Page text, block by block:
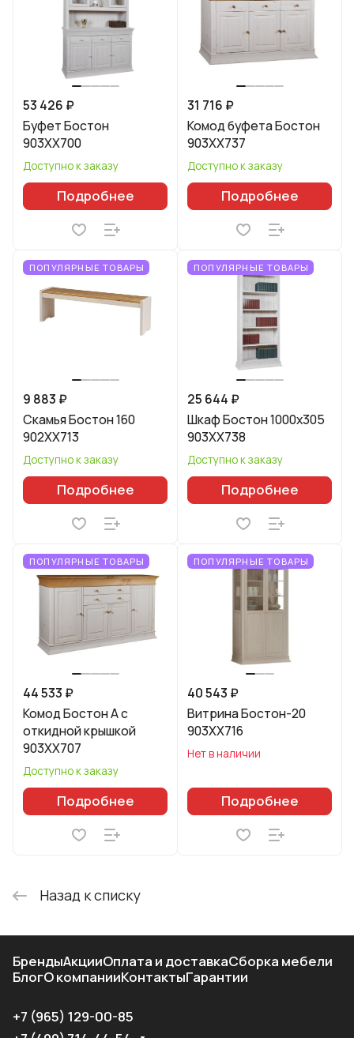
53 426 ₽
Буфет Бостон
903XX700
Доступно к заказу
Подробнее
31 716 ₽
Комод буфета Бостон
903XX737
Доступно к заказу
Подробнее
ПОПУЛЯРНЫЕ ТОВАРЫ
9 883 ₽
Скамья Бостон 160
902XX713
Доступно к заказу
Подробнее
ПОПУЛЯРНЫЕ ТОВАРЫ
25 644 ₽
Шкаф Бостон 1000x305
903XX738
Доступно к заказу
Подробнее
ПОПУЛЯРНЫЕ ТОВАРЫ
44 533 ₽
Комод Бостон А с
откидной крышкой
903XX707
Доступно к заказу
Подробнее
ПОПУЛЯРНЫЕ ТОВАРЫ
40 543 ₽
Витрина Бостон-20
903XX716
Нет в наличии
Подробнее
Назад к списку
БрендыАкцииОплата и доставкаСборка мебели
БлогО компанииКонтактыГарантии
+7 (965) 129-00-85